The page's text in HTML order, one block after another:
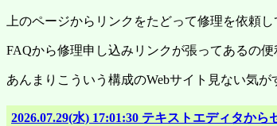
上のページからリンクをたどって修理を依頼
FAQから修理申し込みリンクが張ってあるの
あんまりこういう構成のWebサイト見ない気が
2026.07.29(水) 17:01:30 テキストエディタか